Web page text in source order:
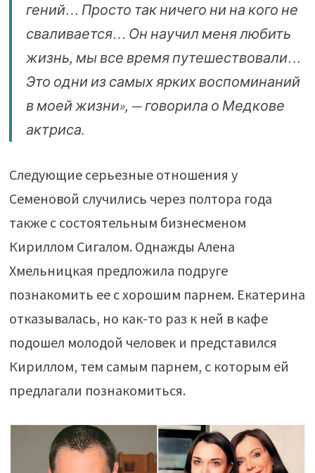
гений… Просто так ничего ни на кого не
сваливается… Он научил меня любить
жизнь, мы все время путешествовали…
Это одни из самых ярких воспоминаний
в моей жизни», — говорила о Медкове
актриса.
Следующие серьезные отношения у
Семеновой случились через полтора года
также с состоятельным бизнесменом
Кириллом Сигалом. Однажды Алена
Хмельницкая предложила подруге
познакомить ее с хорошим парнем. Екатерина
отказывалась, но как-то раз к ней в кафе
подошел молодой человек и представился
Кириллом, тем самым парнем, с которым ей
предлагали познакомиться.